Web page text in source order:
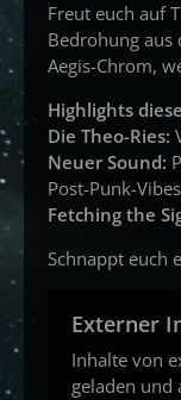
Freut euch auf
Bedrohung aus
Aegis-Chrom,
Highlights
Die Theo-Ries:
Neuer Sound:
Post-Punk-
Fetching the
Schnappt euch
Externer
Inhalte von
geladen und